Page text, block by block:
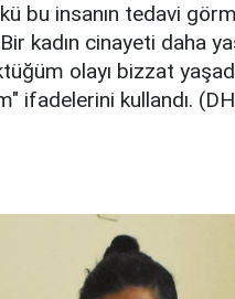
bu insanın tedavi
kadın cinayeti daha
olayı bizzat
ifadelerini kullandı.